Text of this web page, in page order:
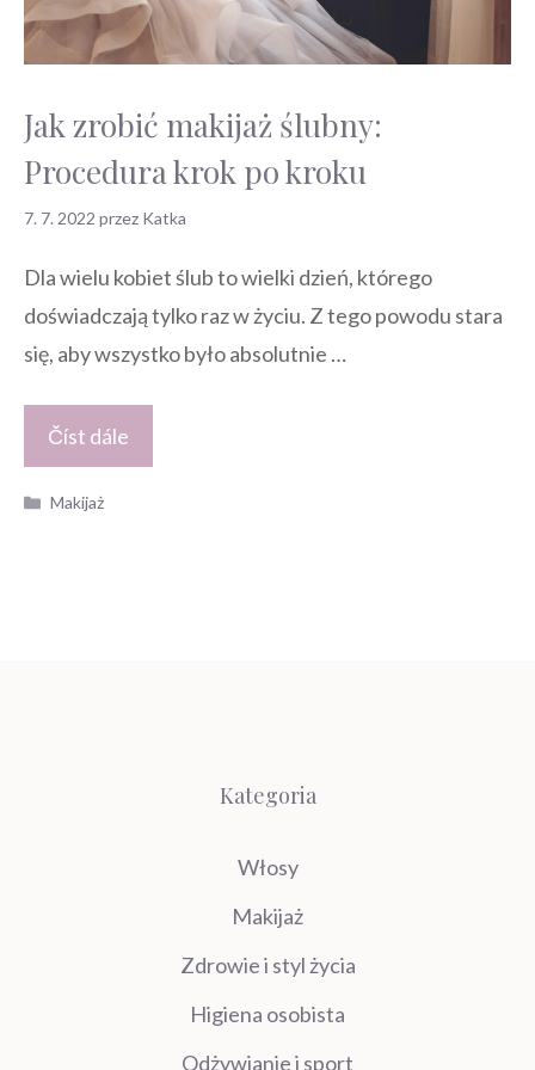
Jak zrobić makijaż ślubny:
Procedura krok po kroku
7. 7. 2022 przez Katka
Dla wielu kobiet ślub to wielki dzień, którego
doświadczają tylko raz w życiu. Z tego powodu stara
się, aby wszystko było absolutnie …
Číst dále
Kategorie
Makijaż
Kategoria
Włosy
Makijaż
Zdrowie i styl życia
Higiena osobista
Odżywianie i sport